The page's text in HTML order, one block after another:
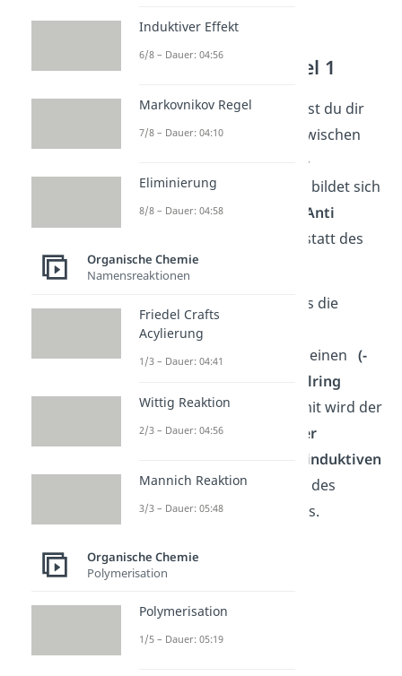
Markovnikov Regel
Ausnahmen Beispiel 1
Zur Verdeutlichung schaust du dir
als Beispiel die Reaktion zwischen
1-Phenyl-2-
methylprop-1-en
an. Dort bildet sich
wider der Erwartung das
Anti
anstatt des
Markovnikov Produkts
Der Grund hierfür ist, dass die
positive Ladung des
Übergangszustands über einen (-
Phenylring
verteilt werden kann. Damit wird der
Übergangszustand
stärker
induktiven
Effekteder Substituenten des
anderen Kohlenstoffatoms.
Induktiver Effekt
6/8 – Dauer: 04:56
Markovnikov Regel
7/8 – Dauer: 04:10
Eliminierung
8/8 – Dauer: 04:58
Organische Chemie
Namensreaktionen
Friedel Crafts
Acylierung
1/3 – Dauer: 04:41
Wittig Reaktion
2/3 – Dauer: 04:56
Mannich Reaktion
3/3 – Dauer: 05:48
Organische Chemie
Polymerisation
Polymerisation
1/5 – Dauer: 05:19